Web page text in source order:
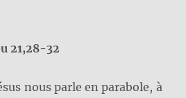
21,28-32
nous parle en parabole, à